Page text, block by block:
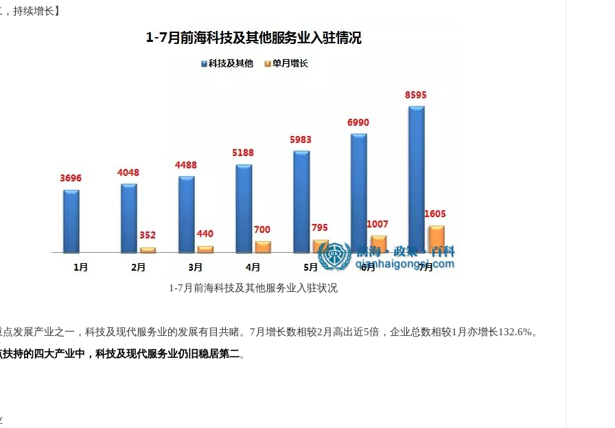
持续增长】
1-7月前海科技及其他服务业入驻状况
发展产业之一，科技及现代服务业的发展有目共睹。7月增长数相较2月高出近5倍，企业总数相较1月亦增长132.6%。
扶持的四大产业中，科技及现代服务业仍旧稳居第二。